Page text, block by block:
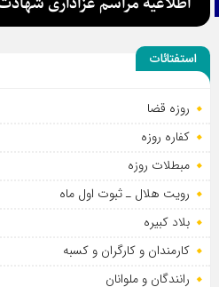
استفتائات
روزه قضا
کفاره روزه
مبطلات روزه
رویت هلال ـ ثبوت اول ماه
بلاد کبیره
کارمندان و کارگران و کسبه
رانندگان و ملوانان